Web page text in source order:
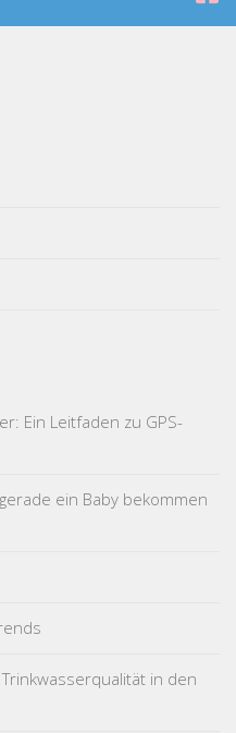
Ein Leitfaden zu GPS-
ein Baby bekommen
in den